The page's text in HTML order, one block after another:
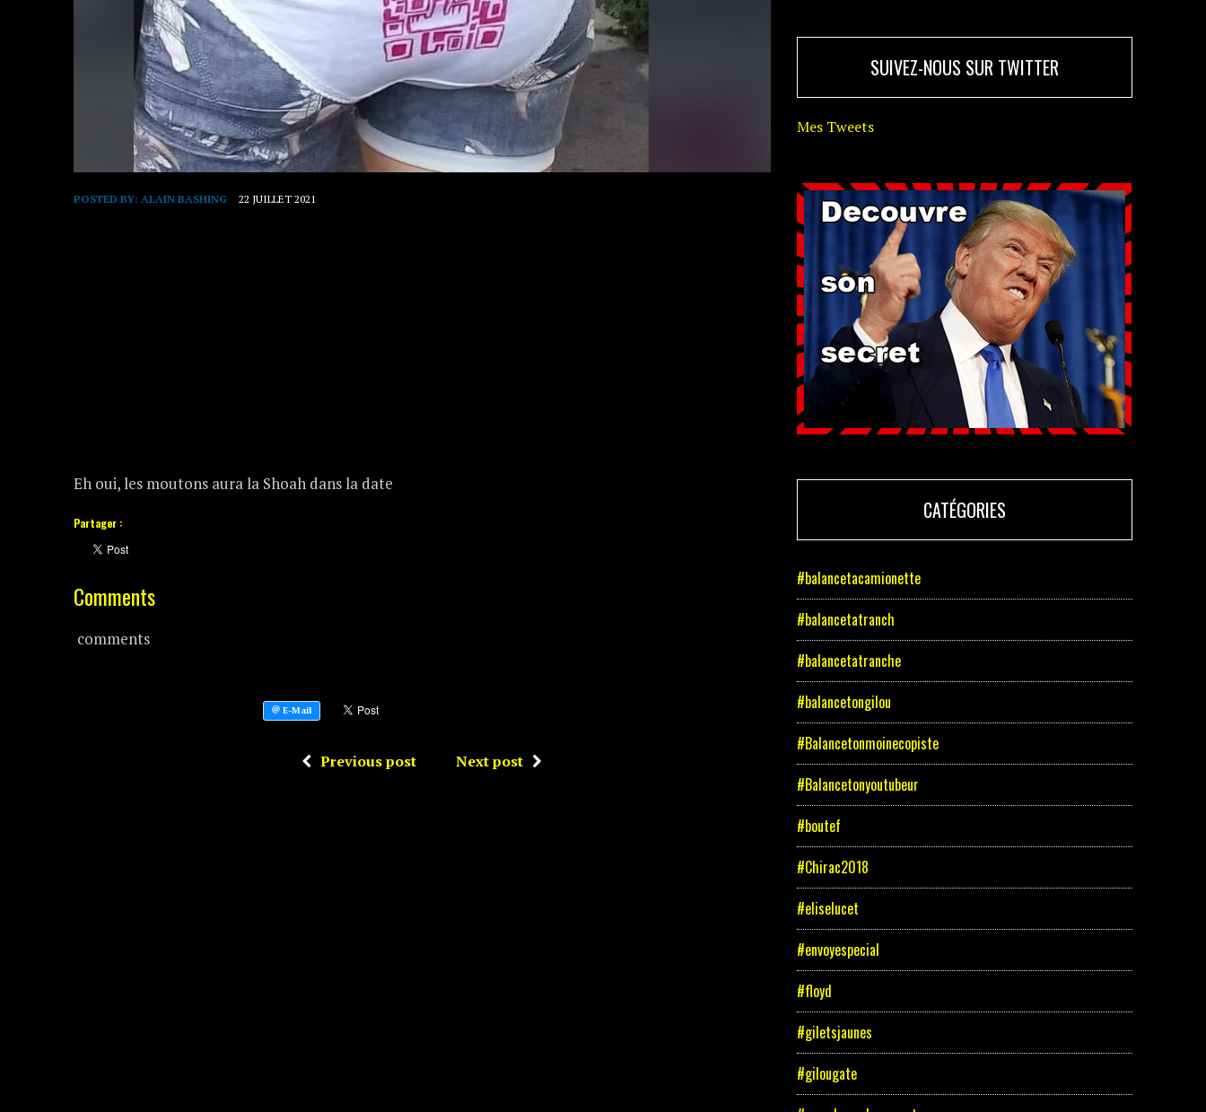
POSTED BY: ALAIN BASHING 22 JUILLET 2021
Eh oui, les moutons aura la Shoah dans la date
Partager :
Comments
comments
Previous post Next post
SUIVEZ-NOUS SUR TWITTER
Mes Tweets
CATÉGORIES
#balancetacamionette
#balancetatranch
#balancetatranche
#balancetongilou
#Balancetonmoinecopiste
#Balancetonyoutubeur
#boutef
#Chirac2018
#eliselucet
#envoyespecial
#floyd
#giletsjaunes
#gilougate